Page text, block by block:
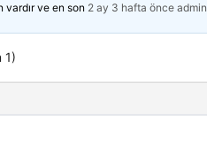
vardır ve en son 2 ay 3 hafta önce admin
1)